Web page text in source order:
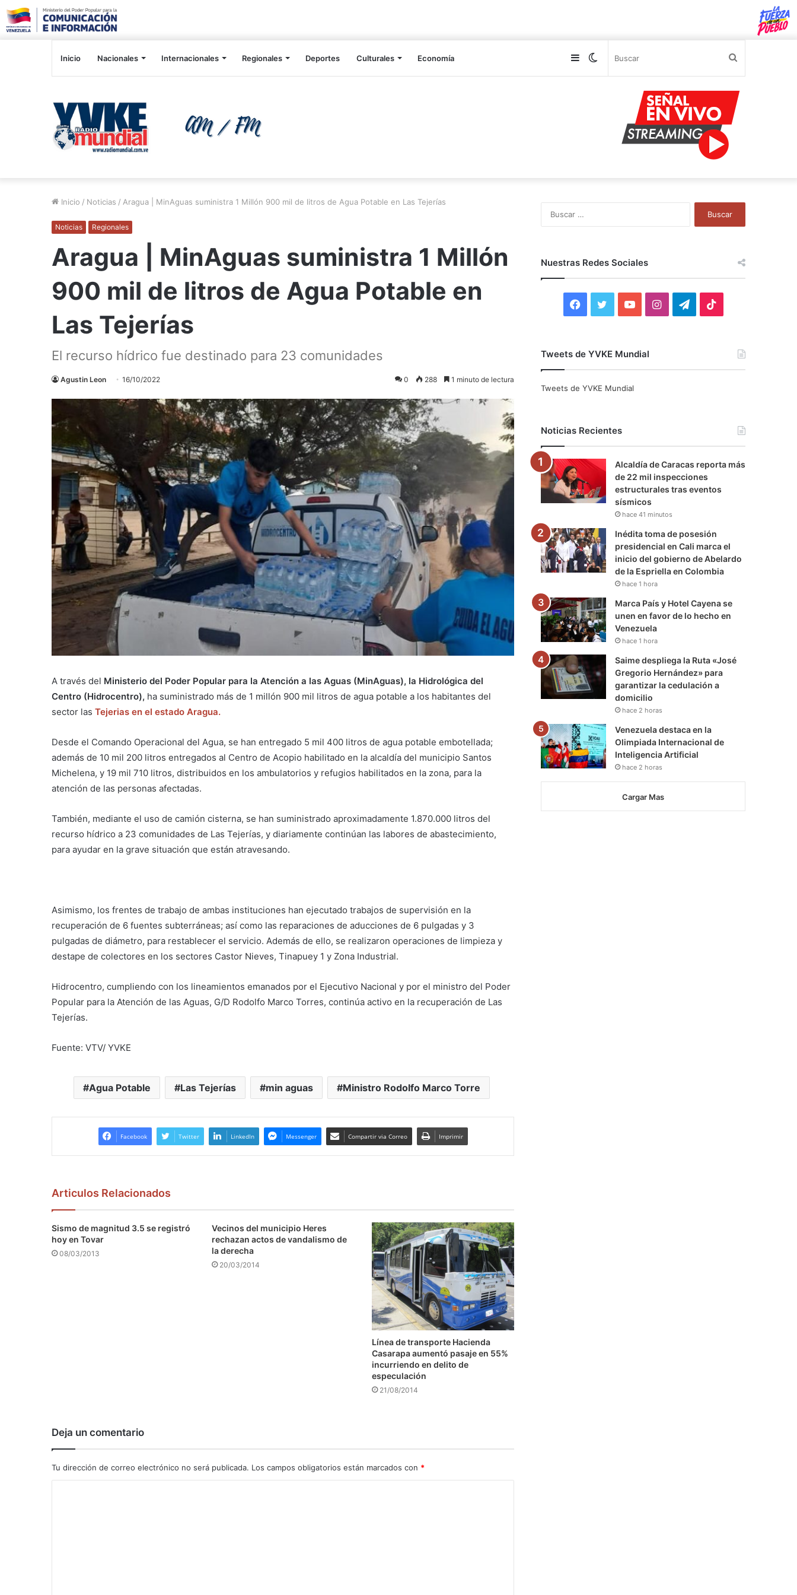
Inicio Nacionales Internacionales Regionales Deportes Culturales Economía Switch
Sidebar
Inicio / Noticias / Aragua | MinAguas suministra 1 Millón 900 mil de litros de Agua Potable en Las Tejerías
Noticias Regionales
Aragua | MinAguas suministra 1 Millón
900 mil de litros de Agua Potable en
Las Tejerías
El recurso hídrico fue destinado para 23 comunidades
Agustin Leon 16/10/2022 0 288 1 minuto de lectura
A través del Ministerio del Poder Popular para la Atención a las Aguas (MinAguas), la Hidrológica del
Centro (Hidrocentro), ha suministrado más de 1 millón 900 mil litros de agua potable a los habitantes del
sector las Tejerias en el estado Aragua.
Desde el Comando Operacional del Agua, se han entregado 5 mil 400 litros de agua potable embotellada;
además de 10 mil 200 litros entregados al Centro de Acopio habilitado en la alcaldía del municipio Santos
Michelena, y 19 mil 710 litros, distribuidos en los ambulatorios y refugios habilitados en la zona, para la
atención de las personas afectadas.
También, mediante el uso de camión cisterna, se han suministrado aproximadamente 1.870.000 litros del
recurso hídrico a 23 comunidades de Las Tejerías, y diariamente continúan las labores de abastecimiento,
para ayudar en la grave situación que están atravesando.
Asimismo, los frentes de trabajo de ambas instituciones han ejecutado trabajos de supervisión en la
recuperación de 6 fuentes subterráneas; así como las reparaciones de aducciones de 6 pulgadas y 3
pulgadas de diámetro, para restablecer el servicio. Además de ello, se realizaron operaciones de limpieza y
destape de colectores en los sectores Castor Nieves, Tinapuey 1 y Zona Industrial.
Hidrocentro, cumpliendo con los lineamientos emanados por el Ejecutivo Nacional y por el ministro del Poder
Popular para la Atención de las Aguas, G/D Rodolfo Marco Torres, continúa activo en la recuperación de Las
Tejerías.
Fuente: VTV/ YVKE
Agua Potable Las Tejerías min aguas Ministro Rodolfo Marco Torre
Facebook Twitter LinkedIn Messenger Compartir via Correo Imprimir
Articulos Relacionados
Sismo de magnitud 3.5 se registró
hoy en Tovar
08/03/2013
Vecinos del municipio Heres
rechazan actos de vandalismo de
la derecha
20/03/2014
Línea de transporte Hacienda
Casarapa aumentó pasaje en 55%
incurriendo en delito de
especulación
21/08/2014
Deja un comentario
Tu dirección de correo electrónico no será publicada. Los campos obligatorios están marcados con *
Nuestras Redes Sociales
F
c
o
i
r
Y
u
e
I
r
a
m
T
a
m
Tweets de YVKE Mundial
Tweets de YVKE Mundial
Noticias Recientes
Alcaldía de Caracas reporta más
de 22 mil inspecciones
estructurales tras eventos
sísmicos
hace 41 minutos
Inédita toma de posesión
presidencial en Cali marca el
inicio del gobierno de Abelardo
de la Espriella en Colombia
hace 1 hora
Marca País y Hotel Cayena se
unen en favor de lo hecho en
Venezuela
hace 1 hora
Saime despliega la Ruta «José
Gregorio Hernández» para
garantizar la cedulación a
domicilio
hace 2 horas
Venezuela destaca en la
Olimpiada Internacional de
Inteligencia Artificial
hace 2 horas
Cargar Mas